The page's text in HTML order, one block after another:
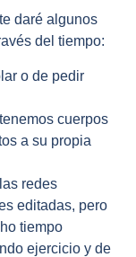
daré algunos
del tiempo:
o de pedir
cuerpos
a su propia
redes
editadas, pero
tiempo
ejercicio y de